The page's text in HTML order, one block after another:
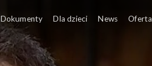
Dokumenty Dla dzieci News Oferta